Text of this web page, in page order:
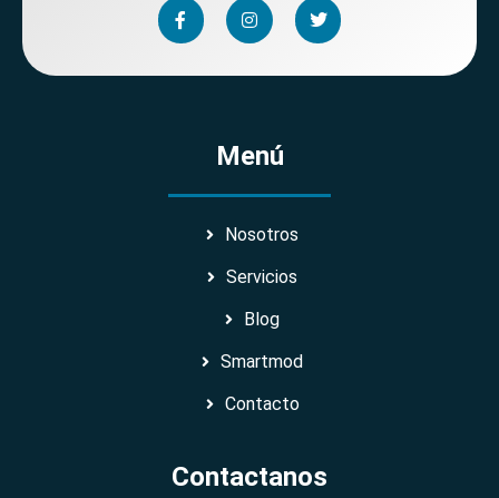
Menú
Nosotros
Servicios
Blog
Smartmod
Contacto
Contactanos